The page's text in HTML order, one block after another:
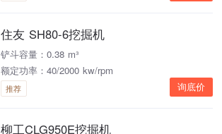
住友 SH80-6挖掘机
铲斗容量：0.38 m³
额定功率：40/2000 kw/rpm
推荐 询底价
柳工CLG950E挖掘机